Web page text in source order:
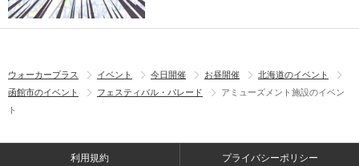
ウォーカープラス イベント 今日開催 お昼開催
北海道のイベント
函館市のイベント
フェスティバル・パレード
アミューズメント施設のイベン
ト
利用規約 プライバシーポリシー